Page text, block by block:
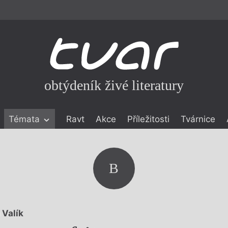
obtýdeník živé literatury
Témata Ravt Akce Příležitosti Tvárnice
B
Valík